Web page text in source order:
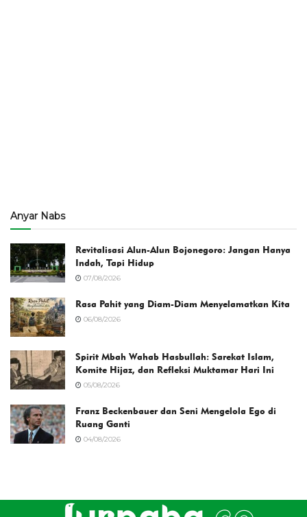
Anyar Nabs
Revitalisasi Alun-Alun Bojonegoro: Jangan Hanya
Indah, Tapi Hidup
07/08/2026
Rasa Pahit yang Diam-Diam Menyelamatkan Kita
06/08/2026
Spirit Mbah Wahab Hasbullah: Sarekat Islam,
Komite Hijaz, dan Refleksi Muktamar Hari Ini
05/08/2026
Franz Beckenbauer dan Seni Mengelola Ego di
Ruang Ganti
04/08/2026